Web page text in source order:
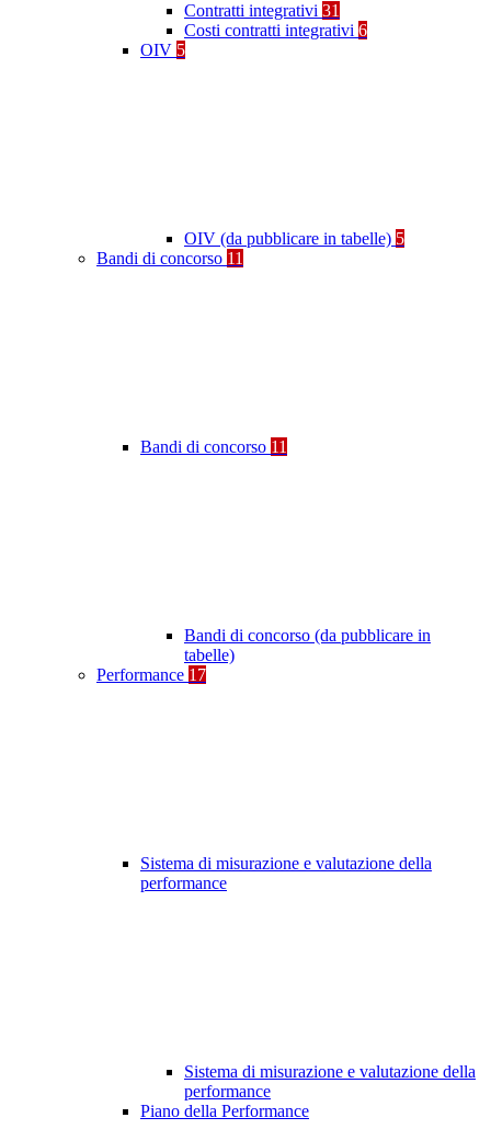
Contratti integrativi 31
Costi contratti integrativi 6
OIV 5
OIV (da pubblicare in tabelle) 5
Bandi di concorso 11
Bandi di concorso 11
Bandi di concorso (da pubblicare in
tabelle)
Performance 17
Sistema di misurazione e valutazione della
performance
Sistema di misurazione e valutazione della
performance
Piano della Performance